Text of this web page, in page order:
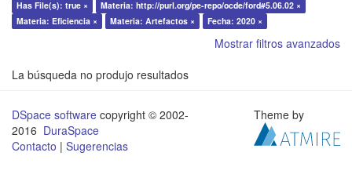
Has File(s): true ×
Materia: http://purl.org/pe-repo/ocde/ford#5.06.02 ×
Materia: Eficiencia ×
Materia: Artefactos × Fecha: 2020 ×
Mostrar filtros avanzados
La búsqueda no produjo resultados
DSpace software copyright © 2002-
2016 DuraSpace
Contacto | Sugerencias
Theme by